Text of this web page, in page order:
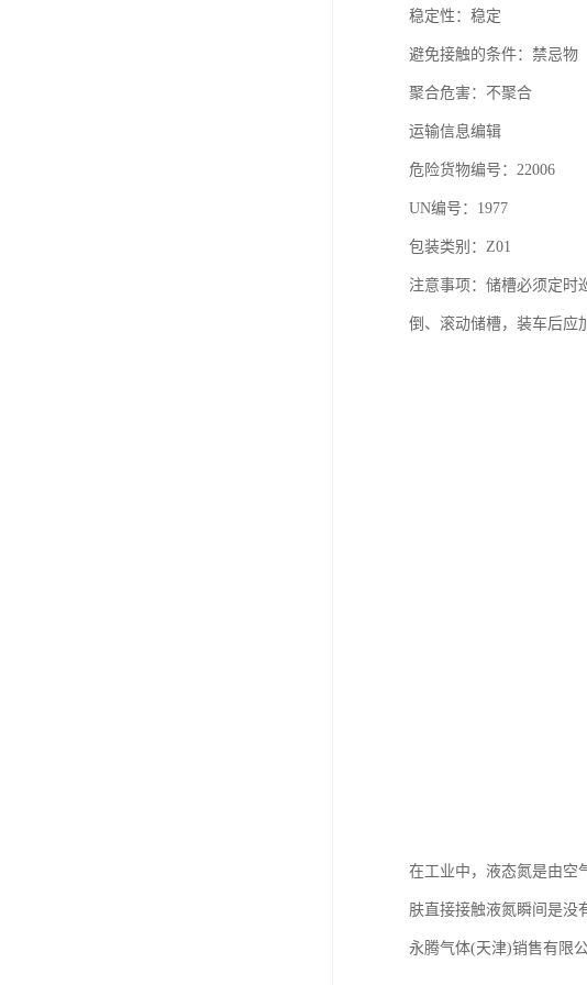
稳定性：稳定
避免接触的条件：禁忌物
聚合危害：不聚合
运输信息编辑
危险货物编号：22006
UN编号：1977
包装类别：Z01
注意事项：储槽必须定时
倒、滚动储槽，装车后应
在工业中，液态氮是由空
肤直接接触液氮瞬间是没
永腾气体(天津)销售有限